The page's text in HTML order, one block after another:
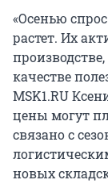
«Осенью
растет. Их
качестве
MSK1.RU
цены могут
связано с
новых